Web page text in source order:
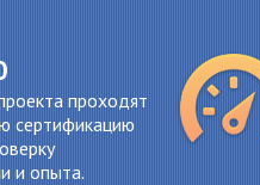
проходят
сертификацию
и опыта.